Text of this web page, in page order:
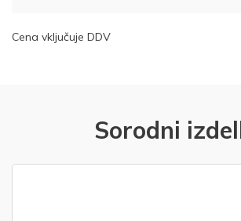
Cena vključuje DDV
Sorodni